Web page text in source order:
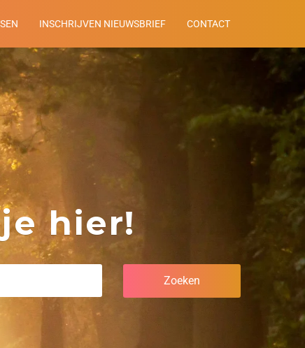
INSCHRIJVEN NIEUWSBRIEF CONTACT
hier!